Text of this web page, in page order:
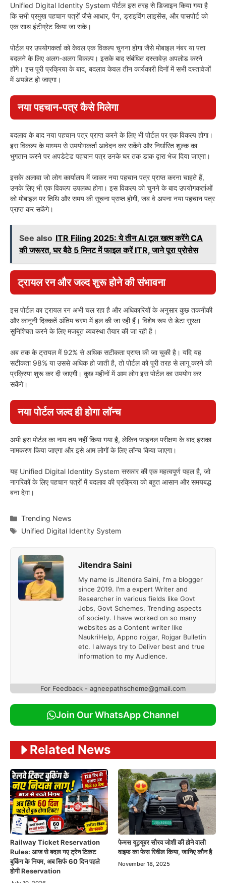
Unified Digital Identity System पोर्टल इस तरह से डिजाइन किया गया है
कि सभी प्रमुख पहचान पत्रों जैसे आधार, पैन, ड्राइविंग लाइसेंस, और पासपोर्ट को
एक साथ इंटीग्रेट किया जा सके।
पोर्टल पर उपयोगकर्ता को केवल एक विकल्प चुनना होगा जैसे मोबाइल नंबर या पता
बदलने के लिए अलग-अलग विकल्प। इसके बाद संबंधित दस्तावेज़ अपलोड करने
होंगे। इस पूरी प्रक्रिया के बाद, बदलाव केवल तीन कार्यकारी दिनों में सभी दस्तावेजों
में अपडेट हो जाएगा।
नया पहचान-पत्र कैसे मिलेगा
बदलाव के बाद नया पहचान पत्र प्राप्त करने के लिए भी पोर्टल पर एक विकल्प होगा।
इस विकल्प के माध्यम से उपयोगकर्ता आवेदन कर सकेंगे और निर्धारित शुल्क का
भुगतान करने पर अपडेटेड पहचान पत्र उनके घर तक डाक द्वारा भेज दिया जाएगा।
इसके अलावा जो लोग कार्यालय में जाकर नया पहचान पत्र प्राप्त करना चाहते हैं,
उनके लिए भी एक विकल्प उपलब्ध होगा। इस विकल्प को चुनने के बाद उपयोगकर्ताओं
को मोबाइल पर तिथि और समय की सूचना प्राप्त होगी, जब वे अपना नया पहचान पत्र
प्राप्त कर सकेंगे।
See also ITR Filing 2025: ये तीन AI टूल खत्म करेंगे CA
की जरूरत, घर बैठे 5 मिनट में फाइल करें ITR, जाने पूरा प्रोसेस
ट्रायल रन और जल्द शुरू होने की संभावना
इस पोर्टल का ट्रायल रन अभी चल रहा है और अधिकारियों के अनुसार कुछ तकनीकी
और कानूनी दिक्कतें अंतिम चरण में हल की जा रही हैं। विशेष रूप से डेटा सुरक्षा
सुनिश्चित करने के लिए मजबूत व्यवस्था तैयार की जा रही है।
अब तक के ट्रायल में 92% से अधिक सटीकता प्राप्त की जा चुकी है। यदि यह
सटीकता 98% या उससे अधिक हो जाती है, तो पोर्टल को पूरी तरह से लागू करने की
प्रक्रिया शुरू कर दी जाएगी। कुछ महीनों में आम लोग इस पोर्टल का उपयोग कर
सकेंगे।
नया पोर्टल जल्द ही होगा लॉन्च
अभी इस पोर्टल का नाम तय नहीं किया गया है, लेकिन फाइनल परीक्षण के बाद इसका
नामकरण किया जाएगा और इसे आम लोगों के लिए लॉन्च किया जाएगा।
यह Unified Digital Identity System सरकार की एक महत्वपूर्ण पहल है, जो
नागरिकों के लिए पहचान पत्रों में बदलाव की प्रक्रिया को बहुत आसान और समयबद्ध
बना देगा।
Categories
Trending News
Tags
Unified Digital Identity System
Jitendra Saini
My name is Jitendra Saini, I'm a blogger
since 2019. I'm a expert Writer and
Researcher in various fields like Govt
Jobs, Govt Schemes, Trending aspects
of society. I have worked on so many
websites as a Content writer like
NaukriHelp, Appno rojgar, Rojgar Bulletin
etc. I always try to Deliver best and true
information to my Audience.
For Feedback - agneepathscheme@gmail.com
Join Our WhatsApp Channel
Related News
Railway Ticket Reservation
Rules: आज से बदल गए ट्रेन टिकट
बुकिंग के नियम, अब सिर्फ 60 दिन पहले
होगी Reservation
फेमस यूट्यूबर सौरव जोशी की होने वाली
वाइफ का फेस रिवील किया, जानिए कौन है
November 18, 2025